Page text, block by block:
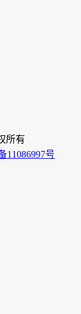
所有
11086997号